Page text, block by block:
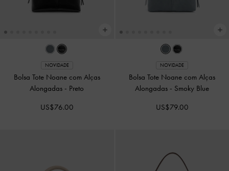
NOVIDADE
Mini Bolsa Tote Lillith com Cordão de
Ajuste-Preto
US$86.00
NOVIDADE
Mini Bolsa Tote Lillith com Cordão de
Ajuste -Pecan Brown
US$89.00